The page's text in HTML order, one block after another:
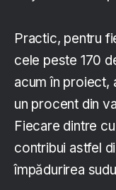
Practic, pentru
cele peste 170
acum în proiect,
un procent din
Fiecare dintre
contribui astfel
împădurirea